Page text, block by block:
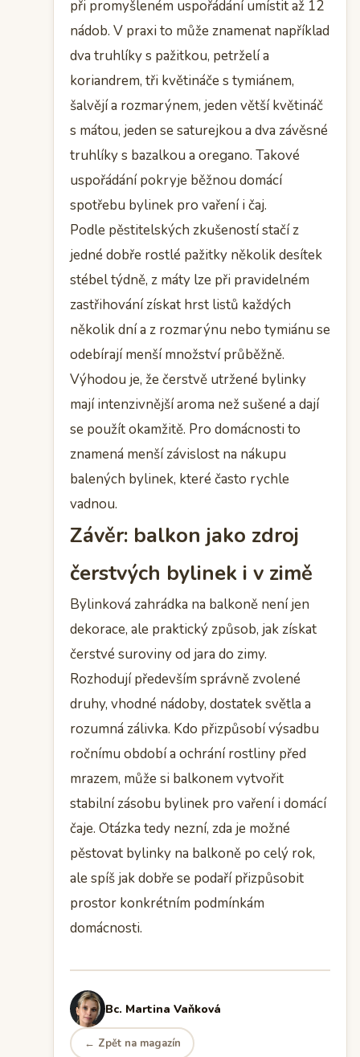
při promyšleném uspořádání umístit až 12
nádob. V praxi to může znamenat například
dva truhlíky s pažitkou, petrželí a
koriandrem, tři květináče s tymiánem,
šalvějí a rozmarýnem, jeden větší květináč
s mátou, jeden se saturejkou a dva závěsné
truhlíky s bazalkou a oregano. Takové
uspořádání pokryje běžnou domácí
spotřebu bylinek pro vaření i čaj.
Podle pěstitelských zkušeností stačí z
jedné dobře rostlé pažitky několik desítek
stébel týdně, z máty lze při pravidelném
zastřihování získat hrst listů každých
několik dní a z rozmarýnu nebo tymiánu se
odebírají menší množství průběžně.
Výhodou je, že čerstvě utržené bylinky
mají intenzivnější aroma než sušené a dají
se použít okamžitě. Pro domácnosti to
znamená menší závislost na nákupu
balených bylinek, které často rychle
vadnou.
Závěr: balkon jako zdroj
čerstvých bylinek i v zimě
Bylinková zahrádka na balkoně není jen
dekorace, ale praktický způsob, jak získat
čerstvé suroviny od jara do zimy.
Rozhodují především správně zvolené
druhy, vhodné nádoby, dostatek světla a
rozumná zálivka. Kdo přizpůsobí výsadbu
ročnímu období a ochrání rostliny před
mrazem, může si balkonem vytvořit
stabilní zásobu bylinek pro vaření i domácí
čaje. Otázka tedy nezní, zda je možné
pěstovat bylinky na balkoně po celý rok,
ale spíš jak dobře se podaří přizpůsobit
prostor konkrétním podmínkám
domácnosti.
Bc. Martina Vaňková
← Zpět na magazín